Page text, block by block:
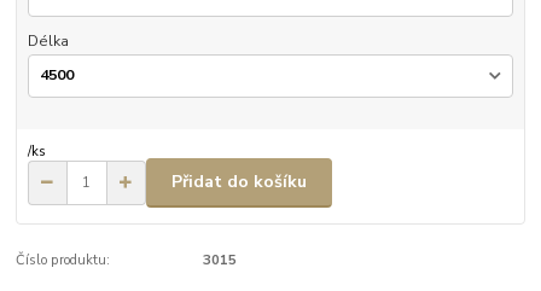
Délka
/ks
Přidat do košíku
Číslo produktu: 3015